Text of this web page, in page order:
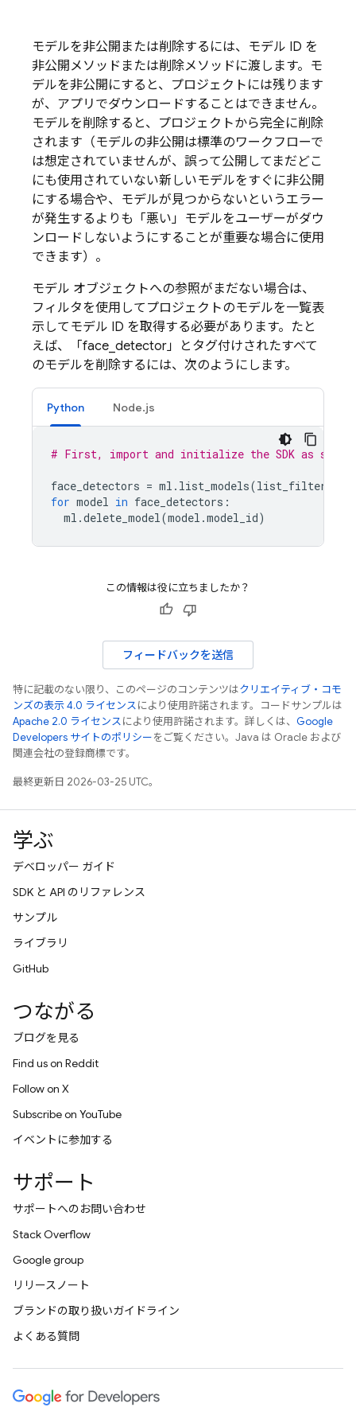
モデルを非公開または削除するには、モデル ID を
非公開メソッドまたは削除メソッドに渡します。モ
デルを非公開にすると、プロジェクトには残ります
が、アプリでダウンロードすることはできません。
モデルを削除すると、プロジェクトから完全に削除
されます（モデルの非公開は標準のワークフローで
は想定されていませんが、誤って公開してまだどこ
にも使用されていない新しいモデルをすぐに非公開
にする場合や、モデルが見つからないというエラー
が発生するよりも「悪い」モデルをユーザーがダウ
ンロードしないようにすることが重要な場合に使用
できます）。
モデル オブジェクトへの参照がまだない場合は、
フィルタを使用してプロジェクトのモデルを一覧表
示してモデル ID を取得する必要があります。たと
えば、「face_detector」とタグ付けされたすべて
のモデルを削除するには、次のようにします。
Python Node.js
# First, import and initialize the SDK as shown
face_detectors = ml . list_models(list_filter
for model in face_detectors :
ml .delete_model(model .model_id)
この情報は役に立ちましたか？
フィードバックを送信
特に記載のない限り、このページのコンテンツはクリエイティブ・コモ
ンズの表示 4.0 ライセンスにより使用許諾されます。コードサンプルは
Apache 2.0 ライセンスにより使用許諾されます。詳しくは、 Google
Developers サイトのポリシーをご覧ください。Java は Oracle および
関連会社の登録商標です。
最終更新日 2026-03-25 UTC。
学ぶ
デベロッパー ガイド
SDK と API のリファレンス
サンプル
ライブラリ
GitHub
つながる
ブログを見る
Find us on Reddit
Follow on X
Subscribe on YouTube
イベントに参加する
サポート
サポートへのお問い合わせ
Stack Overflow
Google group
リリースノート
ブランドの取り扱いガイドライン
よくある質問